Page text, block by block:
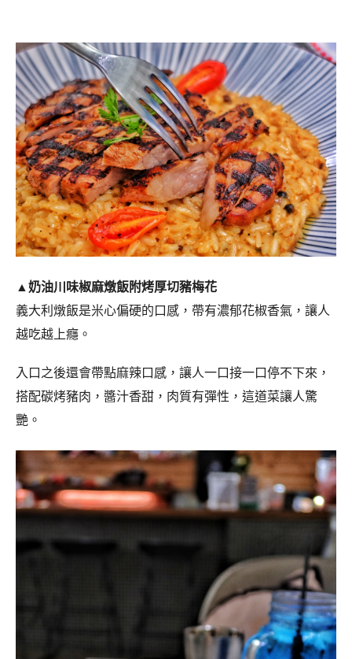
▲奶油川味椒麻燉飯附烤厚切豬梅花
義大利燉飯是米心偏硬的口感，帶有濃郁花椒香氣，讓人
越吃越上癮。
入口之後還會帶點麻辣口感，讓人一口接一口停不下來，
搭配碳烤豬肉，醬汁香甜，肉質有彈性，這道菜讓人驚
艷。